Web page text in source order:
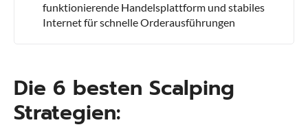
funktionierende Handelsplattform und stabiles
Internet für schnelle Orderausführungen
Die 6 besten Scalping
Strategien: